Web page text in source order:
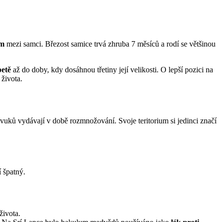
mezi samci. Březost samice trvá zhruba 7 měsíců a rodí se většinou
až do doby, kdy dosáhnou třetiny její velikosti. O lepší pozici na
vydávají v době rozmnožování. Svoje teritorium si jedinci značí
špatný.